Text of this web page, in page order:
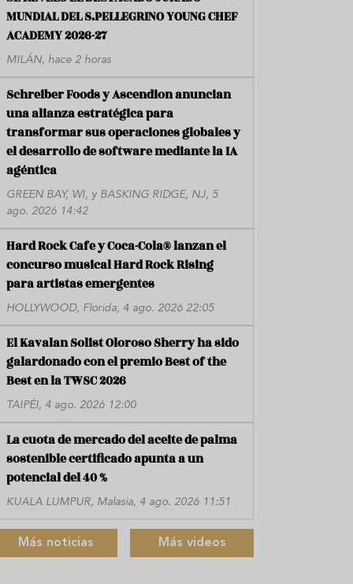
MUNDIAL DEL S.PELLEGRINO YOUNG CHEF
ACADEMY 2026-27
MILÁN, hace 2 horas
Schreiber Foods y Ascendion anuncian
una alianza estratégica para
transformar sus operaciones globales y
el desarrollo de software mediante la IA
agéntica
GREEN BAY, WI, y BASKING RIDGE, NJ, 5
ago. 2026 14:42
Hard Rock Cafe y Coca-Cola® lanzan el
concurso musical Hard Rock Rising
para artistas emergentes
HOLLYWOOD, Florida, 4 ago. 2026 22:05
El Kavalan Solist Oloroso Sherry ha sido
galardonado con el premio Best of the
Best en la TWSC 2026
TAIPÉI, 4 ago. 2026 12:00
La cuota de mercado del aceite de palma
sostenible certificado apunta a un
potencial del 40 %
KUALA LUMPUR, Malasia, 4 ago. 2026 11:51
Más noticias Más videos